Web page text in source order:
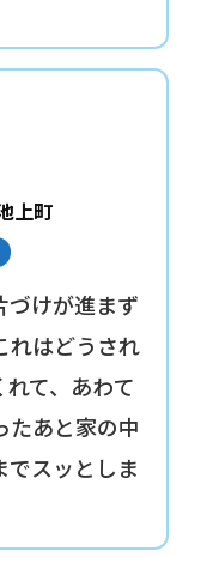
上町
づけが進まず
れはどうされ
て、あわて
たあと家の中
でスッとしま